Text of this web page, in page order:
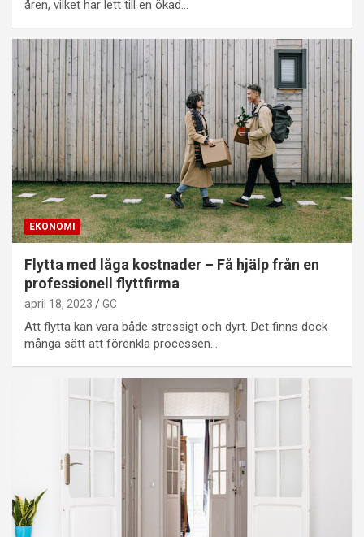
åren, vilket har lett till en ökad…
EKONOMI
Flytta med låga kostnader – Få hjälp från en
professionell flyttfirma
april 18, 2023 GC
Att flytta kan vara både stressigt och dyrt. Det finns dock
många sätt att förenkla processen…